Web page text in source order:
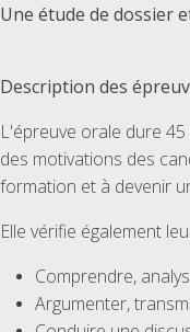
Une étude de dossier
Description des
L'épreuve orale dure
des motivations des
formation et à devenir
Elle vérifie également
Comprendre,
Argumenter,